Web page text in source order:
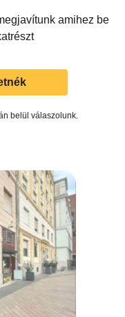
amihez be
belül válaszolunk.